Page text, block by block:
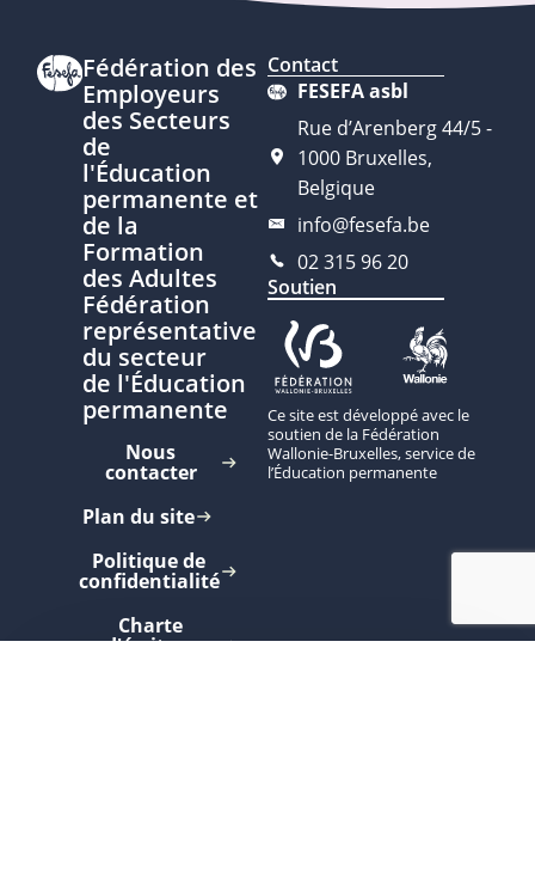
Fédération des
Employeurs
des Secteurs
de
l'Éducation
permanente et
de la
Formation
des Adultes
Fédération
représentative
du secteur
de l'Éducation
permanente
Nous
contacter
Plan du site
Politique de
confidentialité
Charte
d'écriture
Contact
FESEFA asbl
Rue d’Arenberg 44/5 -
1000 Bruxelles,
Belgique
info@fesefa.be
02 315 96 20
Soutien
Ce site est développé avec le
soutien de la Fédération
Wallonie-Bruxelles, service de
l’Éducation permanente